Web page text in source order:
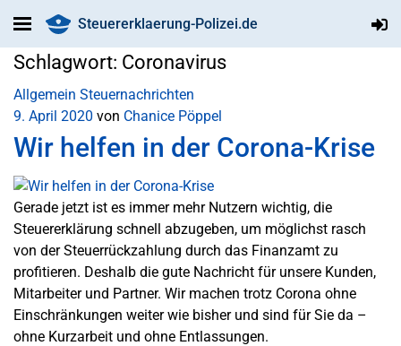
Steuererklaerung-Polizei.de
Schlagwort: Coronavirus
Allgemein Steuernachrichten
9. April 2020 von Chanice Pöppel
Wir helfen in der Corona-Krise
Gerade jetzt ist es immer mehr Nutzern wichtig, die
Steuererklärung schnell abzugeben, um möglichst rasch
von der Steuerrückzahlung durch das Finanzamt zu
profitieren. Deshalb die gute Nachricht für unsere Kunden,
Mitarbeiter und Partner. Wir machen trotz Corona ohne
Einschränkungen weiter wie bisher und sind für Sie da –
ohne Kurzarbeit und ohne Entlassungen.